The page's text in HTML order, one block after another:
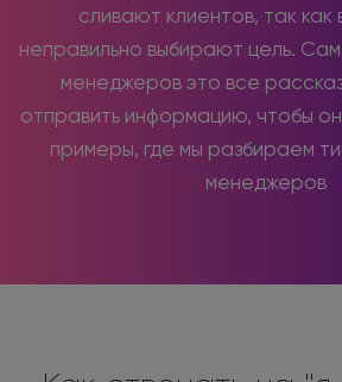
сливают клиентов, так как
неправильно выбирают цель.
менеджеров это все
отправить информацию, чтобы
примеры, где мы разбираем
менеджеров